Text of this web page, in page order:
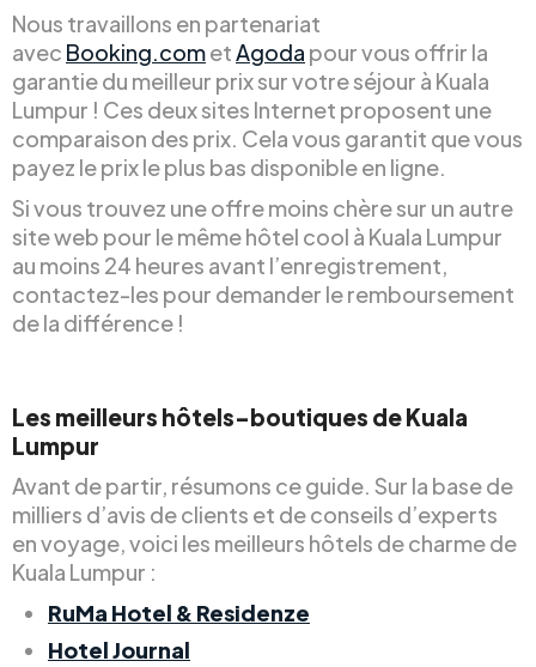
Nous travaillons en partenariat
avec Booking.cometAgoda pour vous offrir la
garantie du meilleur prix sur votre séjour à Kuala
Lumpur ! Ces deux sites Internet proposent une
comparaison des prix. Cela vous garantit que vous
payez le prix le plus bas disponible en ligne.
Si vous trouvez une offre moins chère sur un autre
site web pour le même hôtel cool à Kuala Lumpur
au moins 24 heures avant l’enregistrement,
contactez-les pour demander le remboursement
de la différence !
Les meilleurs hôtels-boutiques de Kuala
Lumpur
Avant de partir, résumons ce guide. Sur la base de
milliers d’avis de clients et de conseils d’experts
en voyage, voici les meilleurs hôtels de charme de
Kuala Lumpur :
RuMa Hotel & Residenze
Hotel Journal